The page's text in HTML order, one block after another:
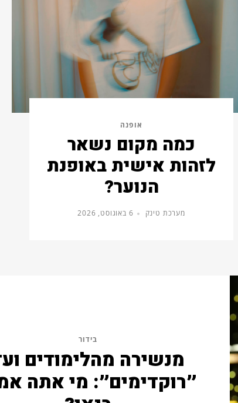
אופנה
כמה מקום נשאר
לזהות אישית באופנת
הנוער?
מערכת טינק 6 באוגוסט, 2026
בידור
מנשירה מהלימודים
״רוקדימים״: מי אתה